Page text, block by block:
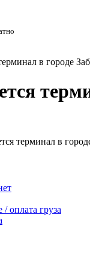
в городе
терминал в
оплата груза